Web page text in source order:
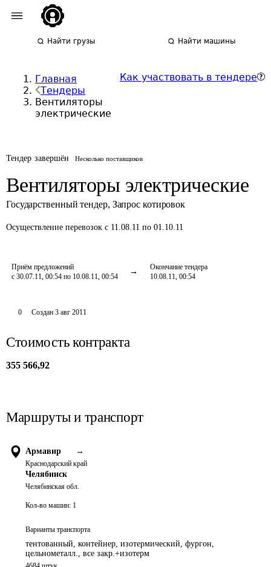
Найти грузы Найти машины
Главная
Тендеры
Вентиляторы
электрические
Как участвовать в тендере
Тендер завершён Несколько поставщиков
Вентиляторы электрические
Государственный тендер, Запрос котировок
Осуществление перевозок с 11.08.11 по 01.10.11
Приём предложений
с 30.07.11, 00:54 по 10.08.11, 00:54
Окончание тендера
10.08.11, 00:54
0 Создан 3 авг 2011
Стоимость контракта
355 566,92
Маршруты и транспорт
Армавир →
Краснодарский край
Челябинск
Челябинская обл.
Кол-во машин: 1
Варианты транспорта
тентованный, контейнер, изотермический, фургон,
цельнометалл., все закр.+изотерм